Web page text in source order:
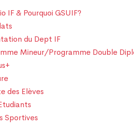
IF & Pourquoi GSUIF?
du Dept IF
Mineur/Programme Double
des Elèves
Sportives